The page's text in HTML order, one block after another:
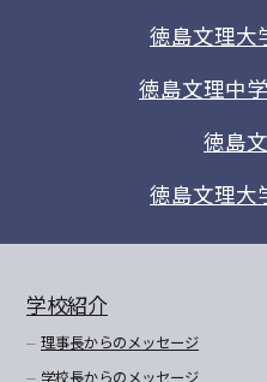
徳島文理大
徳島文理中
徳島
徳島文理大
学校紹介
理事長からのメッセージ
学校長からのメッセージ